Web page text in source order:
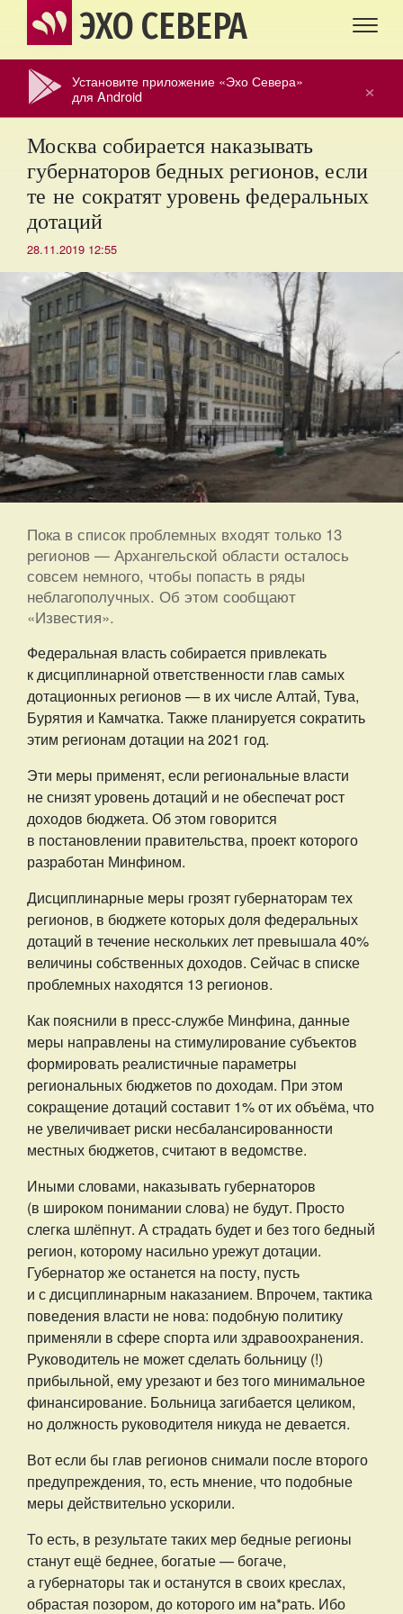
ЭХО СЕВЕРА
×
Установите приложение «Эхо Севера»
для Android
Москва собирается наказывать
губернаторов бедных регионов, если
те не сократят уровень федеральных
дотаций
28.11.2019 12:55
Пока в список проблемных входят только 13
регионов — Архангельской области осталось
совсем немного, чтобы попасть в ряды
неблагополучных. Об этом сообщают
«Известия».
Федеральная власть собирается привлекать
к дисциплинарной ответственности глав самых
дотационных регионов — в их числе Алтай, Тува,
Бурятия и Камчатка. Также планируется сократить
этим регионам дотации на 2021 год.
Эти меры применят, если региональные власти
не снизят уровень дотаций и не обеспечат рост
доходов бюджета. Об этом говорится
в постановлении правительства, проект которого
разработан Минфином.
Дисциплинарные меры грозят губернаторам тех
регионов, в бюджете которых доля федеральных
дотаций в течение нескольких лет превышала 40%
величины собственных доходов. Сейчас в списке
проблемных находятся 13 регионов.
Как пояснили в пресс-службе Минфина, данные
меры направлены на стимулирование субъектов
формировать реалистичные параметры
региональных бюджетов по доходам. При этом
сокращение дотаций составит 1% от их объёма, что
не увеличивает риски несбалансированности
местных бюджетов, считают в ведомстве.
Иными словами, наказывать губернаторов
(в широком понимании слова) не будут. Просто
слегка шлёпнут. А страдать будет и без того бедный
регион, которому насильно урежут дотации.
Губернатор же останется на посту, пусть
и с дисциплинарным наказанием. Впрочем, тактика
поведения власти не нова: подобную политику
применяли в сфере спорта или здравоохранения.
Руководитель не может сделать больницу (!)
прибыльной, ему урезают и без того минимальное
финансирование. Больница загибается целиком,
но должность руководителя никуда не девается.
Вот если бы глав регионов снимали после второго
предупреждения, то, есть мнение, что подобные
меры действительно ускорили.
То есть, в результате таких мер бедные регионы
станут ещё беднее, богатые — богаче,
а губернаторы так и останутся в своих креслах,
обрастая позором, до которого им на*рать. Ибо